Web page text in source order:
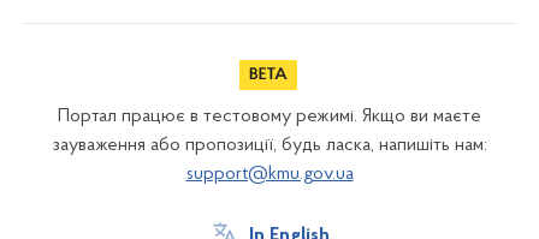
Портал працює в тестовому режимі. Якщо ви маєте
зауваження або пропозиції, будь ласка, напишіть нам:
support@kmu.gov.ua